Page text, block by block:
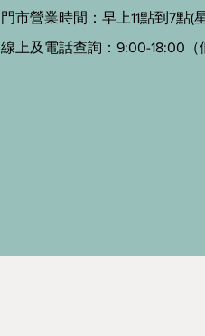
門市營業時間：早上11點到7點(
線上及電話查詢：9:00-18:00（